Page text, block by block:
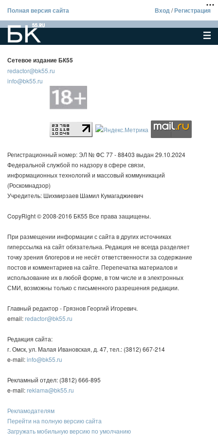
Полная версия сайта Вход/Регистрация
Сетевое издание БК55
redactor@bk55.ru
info@bk55.ru
Регистрационный номер: ЭЛ № ФС 77 - 88403 выдан 29.10.2024
Федеральной службой по надзору в сфере связи,
информационных технологий и массовый коммуникаций
(Роскомнадзор)
Учредитель: Шихмирзаев Шамил Кумагаджиевич
CopyRight © 2008-2016 БК55 Все права защищены.
При размещении информации с сайта в других источниках
гиперссылка на сайт обязательна. Редакция не всегда разделяет
точку зрения блогеров и не несёт ответственности за содержание
постов и комментариев на сайте. Перепечатка материалов и
использование их в любой форме, в том числе и в электронных
СМИ, возможны только с письменного разрешения редакции.
Главный редактор - Грязнов Георгий Игоревич.
email:redactor@bk55.ru
Редакция сайта:
г. Омск, ул. Малая Ивановская, д. 47, тел.: (3812) 667-214
e-mail:info@bk55.ru
Рекламный отдел: (3812) 666-895
e-mail:reklama@bk55.ru
Рекламодателям
Перейти на полную версию сайта
Загружать мобильную версию по умолчанию